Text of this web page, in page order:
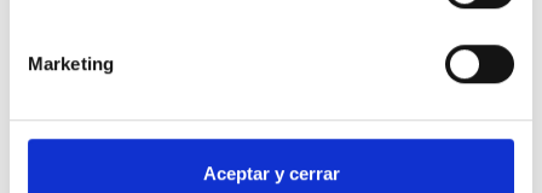
Marketing
Aceptar y cerrar
Tu correo electrónico: